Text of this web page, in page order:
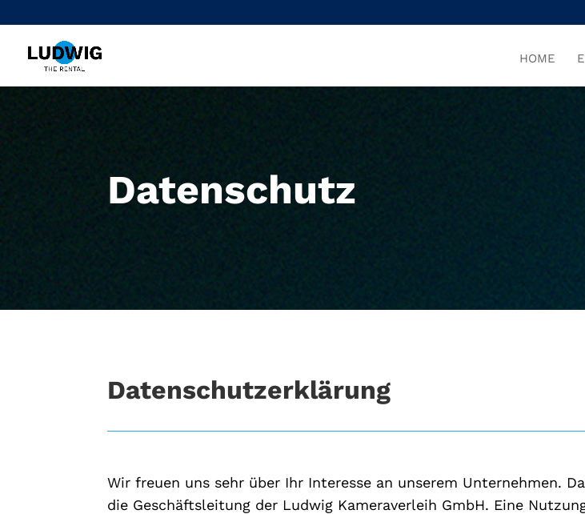
HOME
Datenschutz
Datenschutzerklärung
Wir freuen uns sehr über Ihr Interesse an unserem Unternehmen.
die Geschäftsleitung der Ludwig Kameraverleih GmbH. Eine